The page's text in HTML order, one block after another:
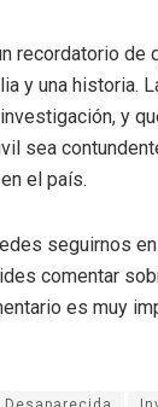
recordatorio de
y una historia.
y
sea
el país.
seguirnos en
comentar
es muy